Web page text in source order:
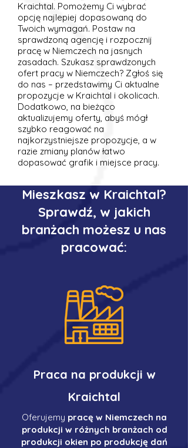
Kraichtal. Pomożemy Ci wybrać
opcję najlepiej dopasowaną do
Twoich wymagań. Postaw na
sprawdzoną agencję i rozpocznij
pracę w Niemczech na jasnych
zasadach. Szukasz sprawdzonych
ofert pracy w Niemczech? Zgłoś się
do nas – przedstawimy Ci aktualne
propozycje w Kraichtal i okolicach.
Dodatkowo, na bieżąco
aktualizujemy oferty, abyś mógł
szybko reagować na
najkorzystniejsze propozycje, a w
razie zmiany planów łatwo
dopasować grafik i miejsce pracy.
Mieszkasz w Kraichtal?
Sprawdź, w jakich
branżach możesz u nas
pracować:
Praca na produkcji w
Kraichtal
Oferujemy pracę w Niemczech na
produkcji w różnych branżach od
produkcji okien po produkcję dań